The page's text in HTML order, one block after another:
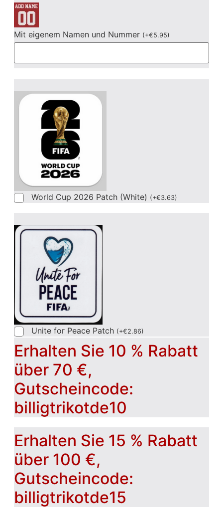
Mit eigenem Namen und Nummer (+€5.95)
World Cup 2026 Patch (White) (+€3.63)
Unite for Peace Patch (+€2.86)
Erhalten Sie 10 % Rabatt
über 70 €,
Gutscheincode:
billigtrikotde10
Erhalten Sie 15 % Rabatt
über 100 €,
Gutscheincode:
billigtrikotde15